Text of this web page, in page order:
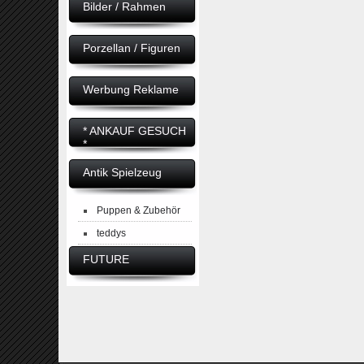
Bilder / Rahmen
Porzellan / Figuren
Werbung Reklame
* ANKAUF GESUCH
*
Antik Spielzeug
Puppen & Zubehör
teddys
FUTURE